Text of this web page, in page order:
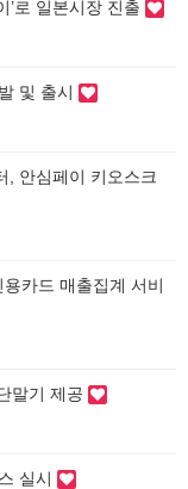
’로 일본시장 진출
및 출시
, 안심페이 키오스크
용카드 매출집계 서비
말기 제공
실시